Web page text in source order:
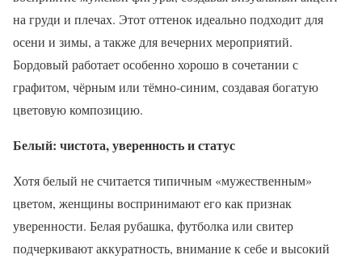
на груди и плечах. Этот оттенок идеально подходит для
осени и зимы, а также для вечерних мероприятий.
Бордовый работает особенно хорошо в сочетании с
графитом, чёрным или тёмно-синим, создавая богатую
цветовую композицию.
Белый: чистота, уверенность и статус
Хотя белый не считается типичным «мужественным»
цветом, женщины воспринимают его как признак
уверенности. Белая рубашка, футболка или свитер
подчеркивают аккуратность, внимание к себе и высокий